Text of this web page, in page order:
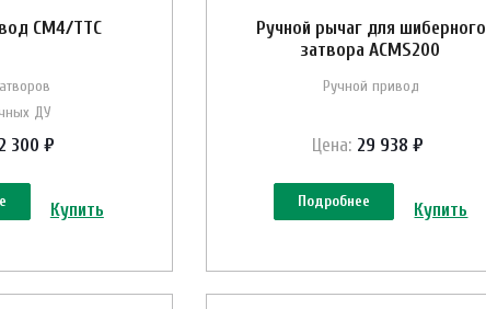
CM4/ТТС
ДУ
2 300 ₽
Купить
Ручной рычаг для шиберного
затвора ACMS200
Ручной привод
Цена: 29 938 ₽
Подробнее Купить